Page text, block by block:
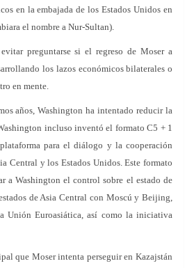
en la embajada de los Estados Unidos en
el nombre a Nur-Sultan).
preguntarse si el regreso de Moser a
los lazos económicos bilaterales o
en mente.
años, Washington ha intentado reducir la
incluso inventó el formato C5 + 1
para el diálogo y la cooperación
Central y los Estados Unidos. Este formato
a Washington el control sobre el estado de
de Asia Central con Moscú y Beijing,
Unión Euroasiática, así como la iniciativa
que Moser intenta perseguir en Kazajstán